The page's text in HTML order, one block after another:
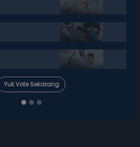
Yuk Vote Sekarang